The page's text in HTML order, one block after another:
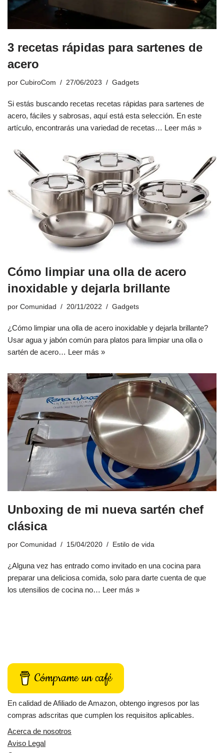
3 recetas rápidas para sartenes de
acero
por CubiroCom 27/06/2023 Gadgets
Si estás buscando recetas recetas rápidas para sartenes de
acero, fáciles y sabrosas, aquí está esta selección. En este
artículo, encontrarás una variedad de recetas… Leer más »
Cómo limpiar una olla de acero
inoxidable y dejarla brillante
por Comunidad 20/11/2022 Gadgets
¿Cómo limpiar una olla de acero inoxidable y dejarla brillante?
Usar agua y jabón común para platos para limpiar una olla o
sartén de acero… Leer más »
Unboxing de mi nueva sartén chef
clásica
por Comunidad 15/04/2020 Estilo de vida
¿Alguna vez has entrado como invitado en una cocina para
preparar una deliciosa comida, solo para darte cuenta de que
los utensilios de cocina no… Leer más »
Cómprame un café
En calidad de Afiliado de Amazon, obtengo ingresos por las
compras adscritas que cumplen los requisitos aplicables.
Acerca de nosotros
Aviso Legal